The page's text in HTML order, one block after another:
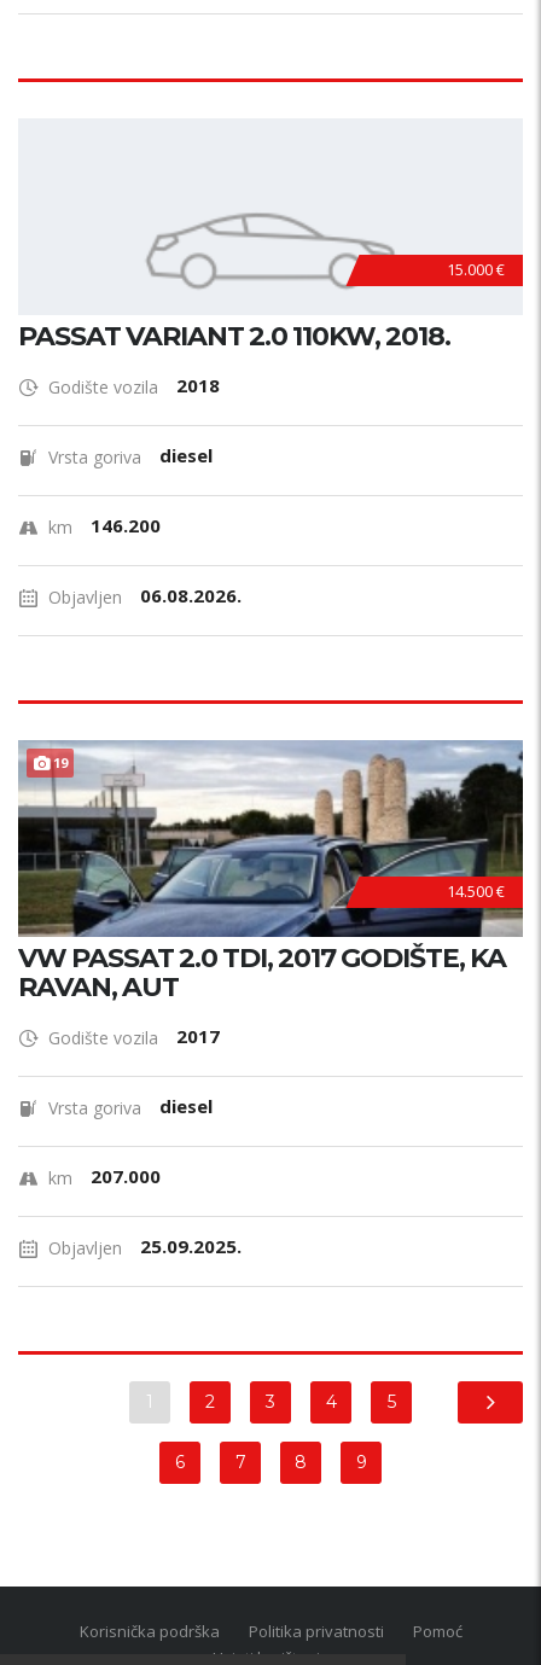
15.000 €
PASSAT VARIANT 2.0 110KW, 2018.
Godište vozila 2018
Vrsta goriva diesel
km 146.200
Objavljen 06.08.2026.
19
14.500 €
VW PASSAT 2.0 TDI, 2017 GODIŠTE, KA
RAVAN, AUT
Godište vozila 2017
Vrsta goriva diesel
km 207.000
Objavljen 25.09.2025.
1 2 3 4 5
6 7 8 9
Korisnička podrška Politika privatnosti
Pomoć
Uvjeti korištenja